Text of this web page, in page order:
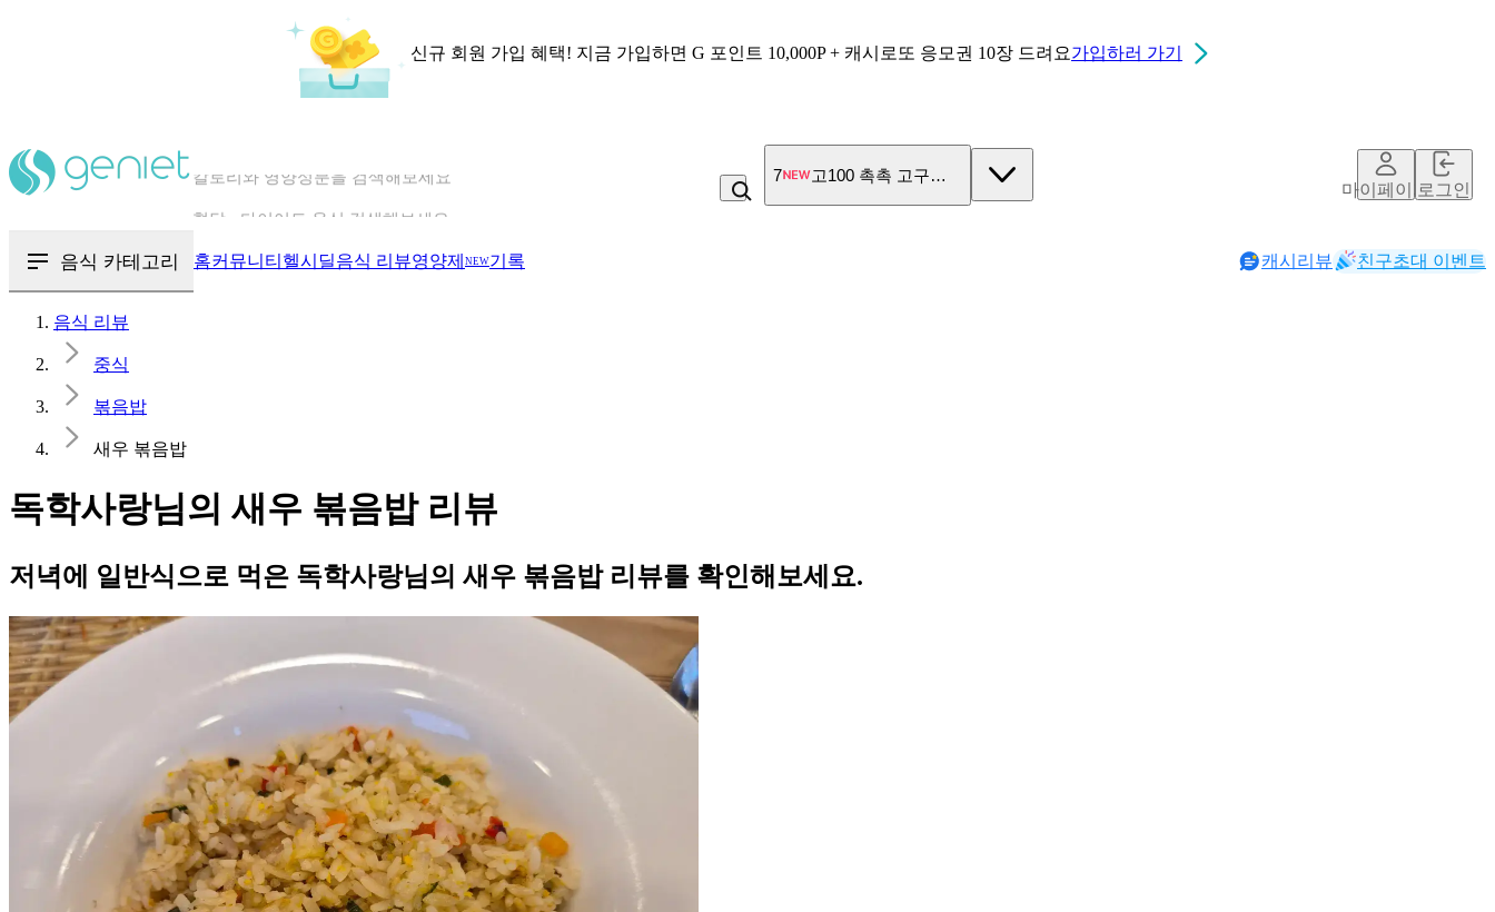
신규 회원 가입 혜택! 지금 가입하면 G 포인트 10,000P + 캐시로또 응모권 10장 드려요가입하러 가기
7 고100 촉촉 고구마 스틱
마이페이지로그인
음식 카테고리 홈커뮤니티 헬시딜음식 리뷰영양제 NEW기록 캐시리뷰 친구초대 이벤트
음식 리뷰
중식
볶음밥
새우 볶음밥
독학사랑님의 새우 볶음밥 리뷰
저녁에 일반식으로 먹은 독학사랑님의 새우 볶음밥 리뷰를 확인해보세요.